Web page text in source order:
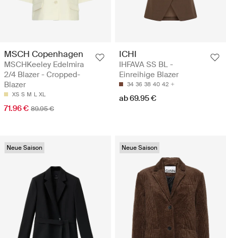
MSCH Copenhagen
MSCHKeeley Edelmira
2/4 Blazer - Cropped-
Blazer
XS S M L XL
71.96 € 89.95 €
ICHI
IHFAVA SS BL -
Einreihige Blazer
34 36 38 40 42
ab 69.95 €
Neue Saison Neue Saison